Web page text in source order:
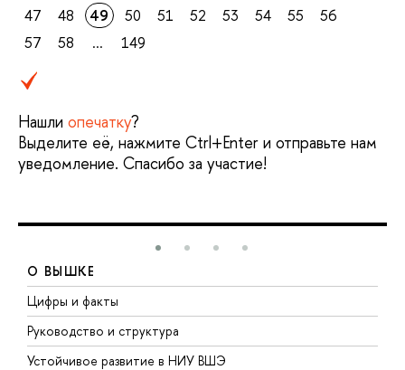
47
48 49 50 51 52 53 54 55
56
57
58 ... 149
Нашли опечатку?
Выделите её, нажмите Ctrl+Enter и отправьте нам
уведомление. Спасибо за участие!
О ВЫШКЕ
Цифры и факты
Руководство и структура
Устойчивое развитие в НИУ ВШЭ